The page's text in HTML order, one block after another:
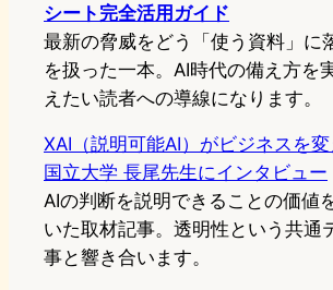
シート完全活用ガイド
最新の脅威をどう「使う資料」に
を扱った一本。AI時代の備え方を
えたい読者への導線になります。
XAI（説明可能AI）がビジネスを
国立大学 長尾先生にインタビュー
AIの判断を説明できることの価値
いた取材記事。透明性という共通
事と響き合います。